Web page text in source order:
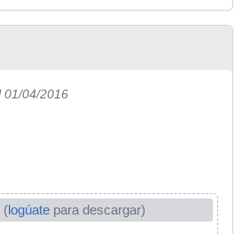
01/04/2016
(logúate para descargar)